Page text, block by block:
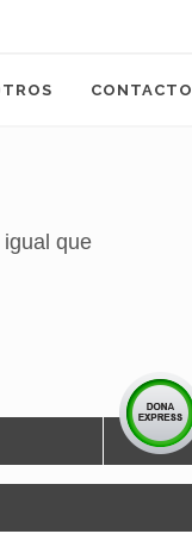
CONTACTO
que